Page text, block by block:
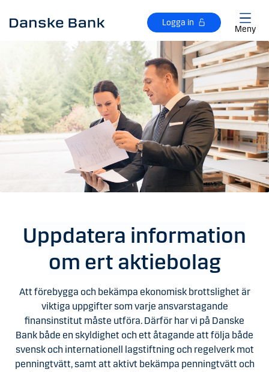
Logga in
Meny
Uppdatera information
om ert aktiebolag
Att förebygga och bekämpa ekonomisk brottslighet är
viktiga uppgifter som varje ansvarstagande
finansinstitut måste utföra. Därför har vi på Danske
Bank både en skyldighet och ett åtagande att följa både
svensk och internationell lagstiftning och regelverk mot
penningtvätt, samt att aktivt bekämpa penningtvätt och